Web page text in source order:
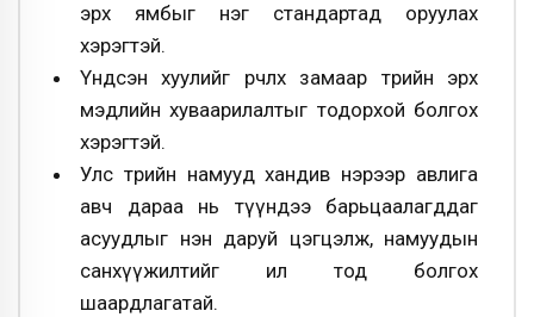
эрх ямбыг нэг стандартад оруулах
хэрэгтэй.
Үндсэн хуулийг өөрчлөх замаар төрийн эрх
мэдлийн хуваарилалтыг тодорхой болгох
хэрэгтэй.
Улс төрийн намууд хандив нэрээр авлига
авч дараа нь түүндээ барьцаалагддаг
асуудлыг нэн даруй цэгцэлж, намуудын
санхүүжилтийг ил тод болгох
шаардлагатай.